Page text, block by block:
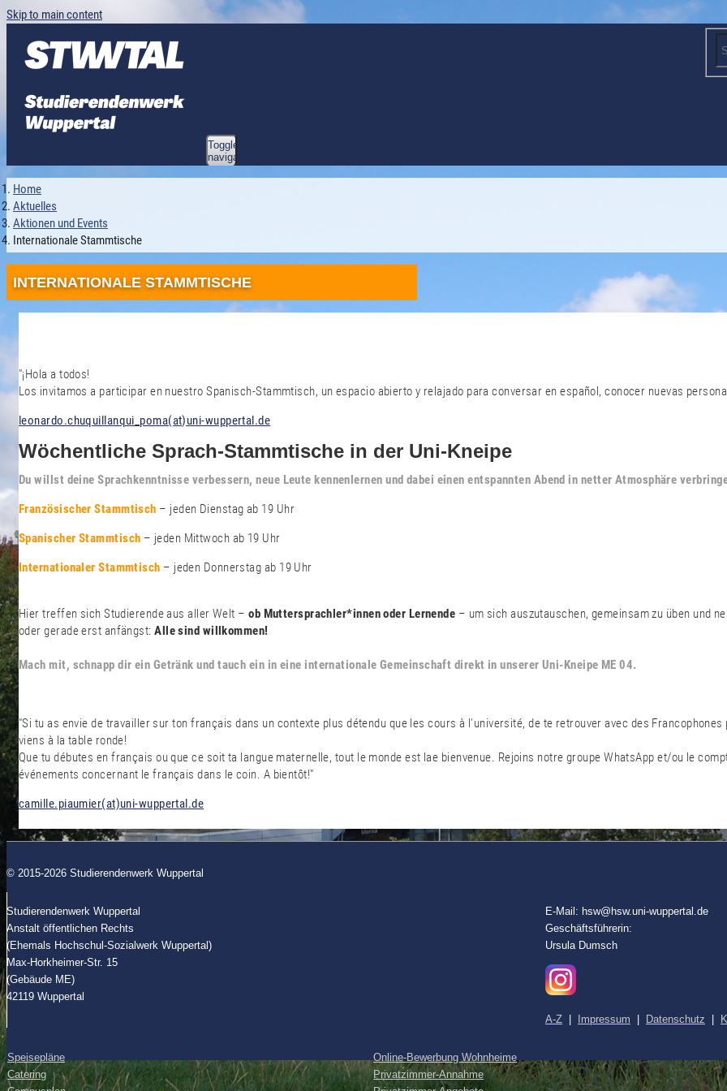
Skip to main content
Toggle
navigation
Home
Aktuelles
Aktionen und Events
Internationale Stammtische
INTERNATIONALE STAMMTISCHE
"¡Hola a todos!
Los invitamos a participar en nuestro Spanisch-Stammtisch, un espacio abierto y relajado para conversar en español, conocer nuevas
leonardo.chuquillanqui_poma(at)uni-wuppertal.de
Wöchentliche Sprach-Stammtische in der Uni-Kneipe
Du willst deine Sprachkenntnisse verbessern, neue Leute kennenlernen und dabei einen entspannten Abend in netter Atmosphäre
Französischer Stammtisch – jeden Dienstag ab 19 Uhr
Spanischer Stammtisch – jeden Mittwoch ab 19 Uhr
Internationaler Stammtisch – jeden Donnerstag ab 19 Uhr
Hier treffen sich Studierende aus aller Welt –ob Muttersprachler*innen oder Lernende – um sich auszutauschen, gemeinsam zu üben und
oder gerade erst anfängst:Alle sind willkommen!
Mach mit, schnapp dir ein Getränk und tauch ein in eine internationale Gemeinschaft direkt in unserer Uni-Kneipe ME 04.
"Si tu as envie de travailler sur ton français dans un contexte plus détendu que les cours à l'université, de te retrouver avec des
viens à la table ronde!
Que tu débutes en français ou que ce soit ta langue maternelle, tout le monde est lae bienvenue. Rejoins notre groupe WhatsApp et/ou le
événements concernant le français dans le coin. A bientôt!"
camille.piaumier(at)uni-wuppertal.de
© 2015-2026 Studierendenwerk Wuppertal
Studierendenwerk Wuppertal
Anstalt öffentlichen Rechts
(Ehemals Hochschul-Sozialwerk Wuppertal)
Max-Horkheimer-Str. 15
(Gebäude ME)
42119 Wuppertal
E-Mail: hsw@hsw.uni-wuppertal.de
Geschäftsführerin:
Ursula Dumsch
A-Z Impressum Datenschutz
Speisepläne
Catering
Online-Bewerbung Wohnheime
Privatzimmer-Annahme